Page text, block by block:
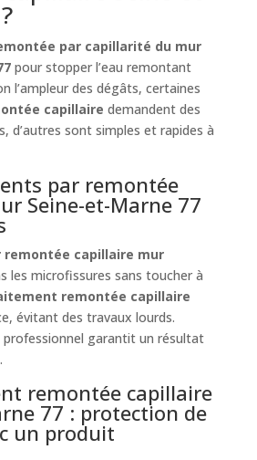
par capillarité du mur
pour stopper l’eau remontant
l’ampleur des dégâts, certaines
capillaire demandent des
d’autres sont simples et rapides à
par remontée
Seine-et-Marne 77
remontée capillaire mur
les microfissures sans toucher à
remontée capillaire
évitant des travaux lourds.
professionnel garantit un résultat
remontée capillaire
77 : protection de
un produit